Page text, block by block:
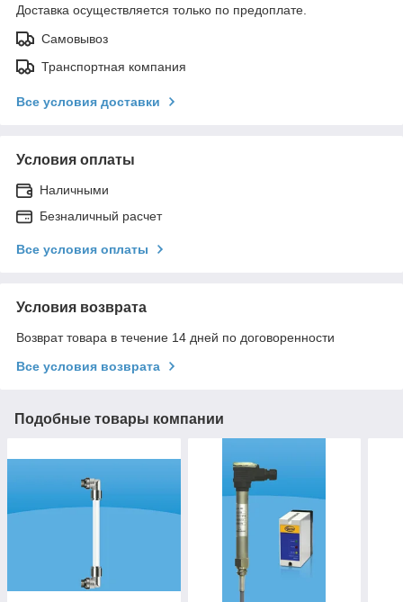
Доставка осуществляется только по предоплате.
Самовывоз
Транспортная компания
Все условия доставки
Условия оплаты
Наличными
Безналичный расчет
Все условия оплаты
Условия возврата
Возврат товара в течение 14 дней по договоренности
Все условия возврата
Подобные товары компании